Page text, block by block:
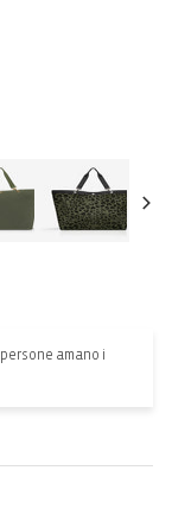
persone amano i